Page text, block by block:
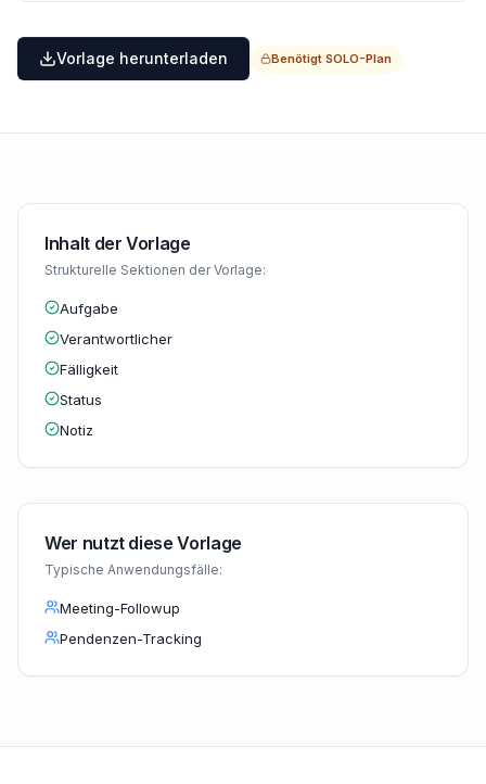
Vorlage herunterladen Benötigt SOLO-Plan
Inhalt der Vorlage
Strukturelle Sektionen der Vorlage:
Aufgabe
Verantwortlicher
Fälligkeit
Status
Notiz
Wer nutzt diese Vorlage
Typische Anwendungsfälle:
Meeting-Followup
Pendenzen-Tracking